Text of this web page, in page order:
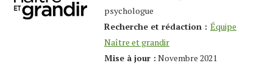
psychologue
Recherche et rédaction : Équipe
Naître et grandir
Mise à jour : Novembre 2021